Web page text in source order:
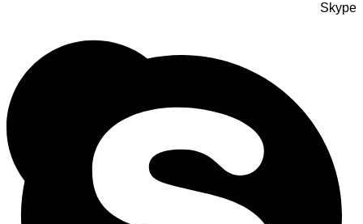
Skype